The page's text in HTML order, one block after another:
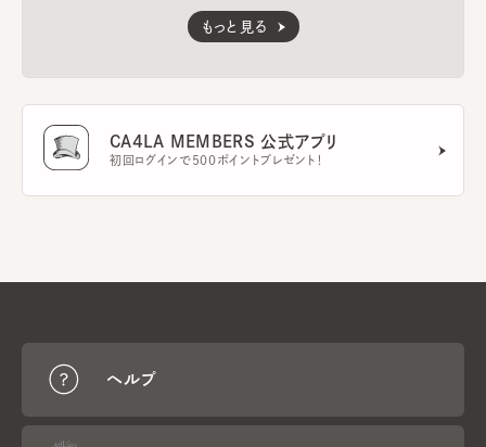
もっと見る
CA4LA MEMBERS 公式アプリ
初回ログインで500ポイントプレゼント！
ヘルプ